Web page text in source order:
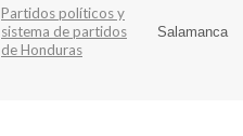
Partidos políticos y
sistema de partidos
de Honduras
Salamanca